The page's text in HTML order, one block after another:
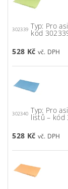
302339 Typ: Pro
kód
528 Kč
302340 Typ: Pro
listů – kód
528 Kč